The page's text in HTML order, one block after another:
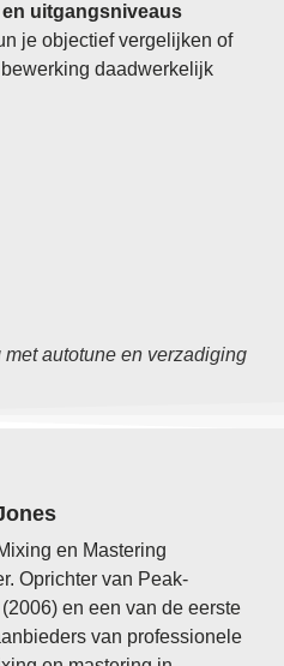
uitgangsniveaus
je objectief vergelijken of
daadwerkelijk
autotune en verzadiging
en Mastering
Oprichter van Peak-
en een van de eerste
van professionele